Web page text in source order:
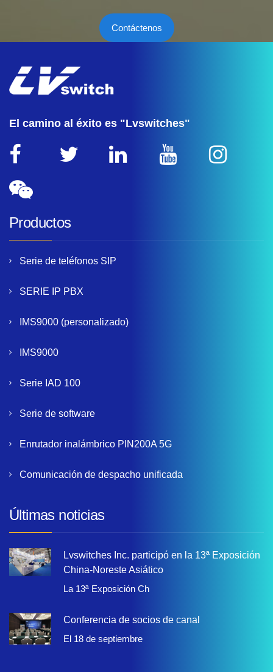
Contáctenos
El camino al éxito es "Lvswitches"
Productos
Serie de teléfonos SIP
SERIE IP PBX
IMS9000 (personalizado)
IMS9000
Serie IAD 100
Serie de software
Enrutador inalámbrico PIN200A 5G
Comunicación de despacho unificada
Últimas noticias
Lvswitches Inc. participó en la 13ª Exposición
China-Noreste Asiático
La 13ª Exposición Ch
Conferencia de socios de canal
El 18 de septiembre